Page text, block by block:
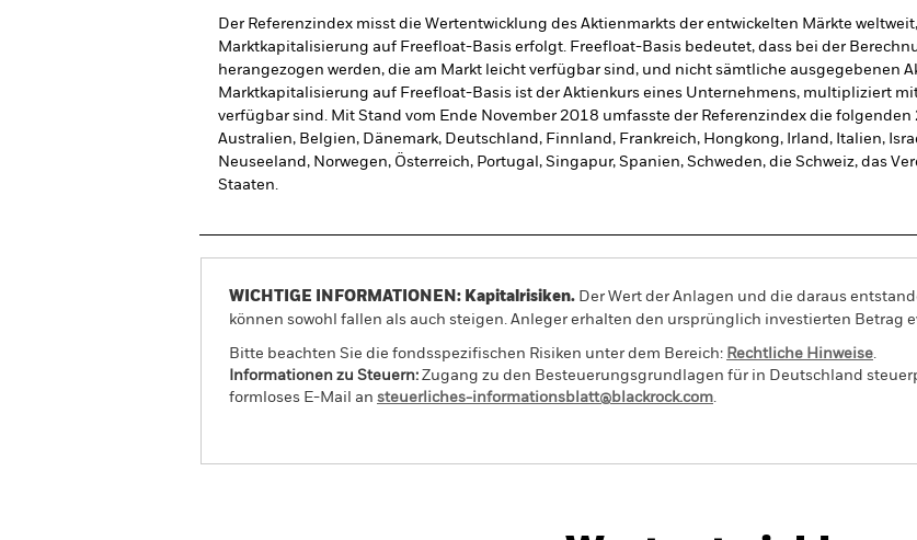
Der Referenzindex misst die Wertentwicklung des Aktienmarkts der entwickelten Märkte
Marktkapitalisierung auf Freefloat-Basis erfolgt. Freefloat-Basis bedeutet, dass bei der
herangezogen werden, die am Markt leicht verfügbar sind, und nicht sämtliche ausgegebenen
Marktkapitalisierung auf Freefloat-Basis ist der Aktienkurs eines Unternehmens, multipliziert
verfügbar sind. Mit Stand vom Ende November 2018 umfasste der Referenzindex die
Australien, Belgien, Dänemark, Deutschland, Finnland, Frankreich, Hongkong, Irland, Italien,
Neuseeland, Norwegen, Österreich, Portugal, Singapur, Spanien, Schweden, die Schweiz, das
Staaten.
WICHTIGE INFORMATIONEN: Kapitalrisiken. Der Wert der Anlagen und die daraus
können sowohl fallen als auch steigen. Anleger erhalten den ursprünglich investierten Betrag
Bitte beachten Sie die fondsspezifischen Risiken unter dem Bereich: Rechtliche Hinweise.
Informationen zu Steuern: Zugang zu den Besteuerungsgrundlagen für in Deutschland
formloses E-Mail an steuerliches-informationsblatt@blackrock.com.